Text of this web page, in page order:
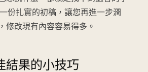
份扎實的初稿，讓您再進一步潤
修改現有內容容易得多。
結果的小技巧